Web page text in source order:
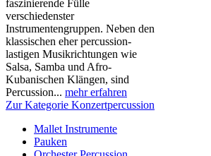
faszinierende Fülle
verschiedenster
Instrumentengruppen. Neben den
klassischen eher percussion-
lastigen Musikrichtungen wie
Salsa, Samba und Afro-
Kubanischen Klängen, sind
Percussion... mehr erfahren
Zur Kategorie Konzertpercussion
Mallet Instrumente
Pauken